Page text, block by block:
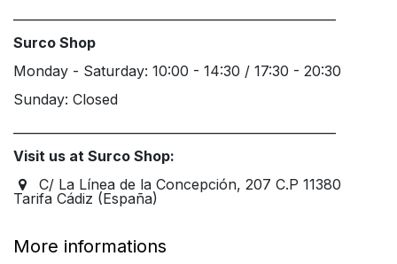
Surco Shop
Monday - Saturday: 10:00 - 14:30 / 17:30 - 20:30
Sunday: Closed
Visit us at Surco Shop:
C/ La Línea de la Concepción, 207 C.P 11380
Tarifa Cádiz (España)
More informations